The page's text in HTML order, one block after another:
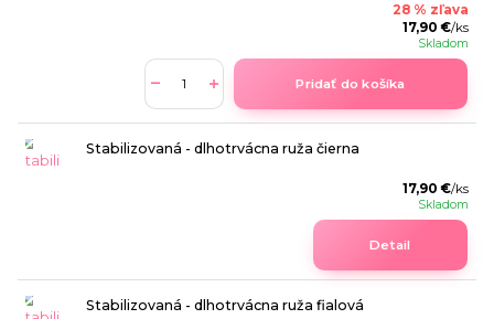
28 % zľava
17,90 €/ks
Skladom
Pridať do košíka
Stabilizovaná - dlhotrvácna ruža čierna
17,90 €/ks
Skladom
Detail
Stabilizovaná - dlhotrvácna ruža fialová